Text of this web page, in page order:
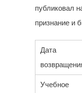
публиковал
признание и
Дата
Учебное